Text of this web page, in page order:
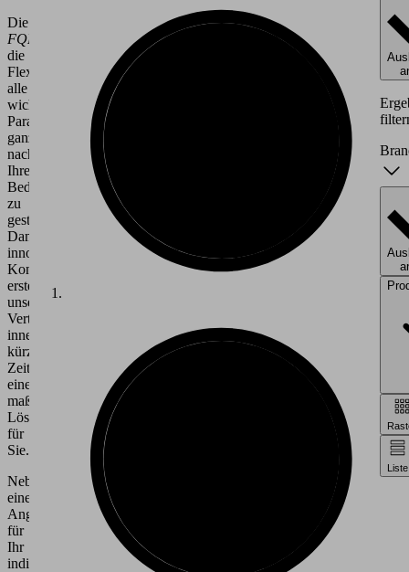
Die
FQE
die
Flexibilität,
alle
wichtigen
Parameter
ganz
nach
Ihren
Bedürfnissen
zu
gestalten.
Dank
innovativer
Konfiguratoren
erstellen
unsere
Vertriebsmitarbeiter
innerhalb
kürzester
Zeit
eine
maßgeschneiderte
Lösung
für
Sie.
Neben
einem
Angebot
für
Ihr
individuelles
Liste